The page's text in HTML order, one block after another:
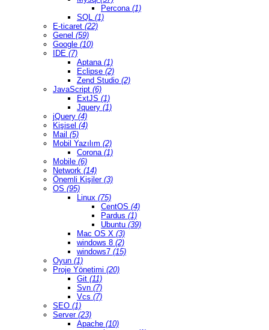
Percona (1)
SQL (1)
E-ticaret (22)
Genel (59)
Google (10)
IDE (7)
Aptana (1)
Eclipse (2)
Zend Studio (2)
JavaScript (6)
ExtJS (1)
Jquery (1)
jQuery (4)
Kişisel (4)
Mail (5)
Mobil Yazılım (2)
Corona (1)
Mobile (6)
Network (14)
Önemli Kişiler (3)
OS (95)
Linux (75)
CentOS (4)
Pardus (1)
Ubuntu (39)
Mac OS X (3)
windows 8 (2)
windows7 (15)
Oyun (1)
Proje Yönetimi (20)
Git (11)
Svn (7)
Vcs (7)
SEO (1)
Server (23)
Apache (10)